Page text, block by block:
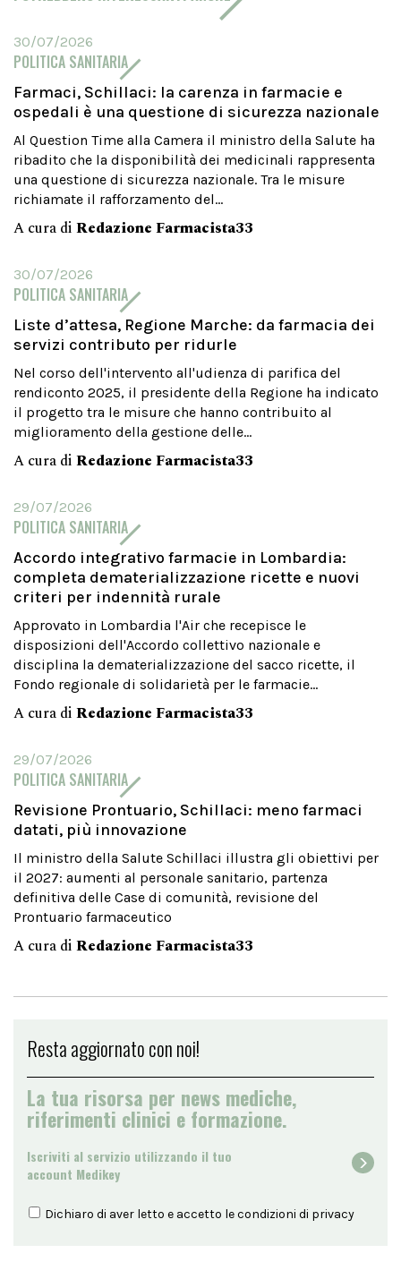
30/07/2026
POLITICA SANITARIA
Farmaci, Schillaci: la carenza in farmacie e
ospedali è una questione di sicurezza nazionale
Al Question Time alla Camera il ministro della Salute ha
ribadito che la disponibilità dei medicinali rappresenta
una questione di sicurezza nazionale. Tra le misure
richiamate il rafforzamento del...
A cura di Redazione Farmacista33
30/07/2026
POLITICA SANITARIA
Liste d’attesa, Regione Marche: da farmacia dei
servizi contributo per ridurle
Nel corso dell'intervento all'udienza di parifica del
rendiconto 2025, il presidente della Regione ha indicato
il progetto tra le misure che hanno contribuito al
miglioramento della gestione delle...
A cura di Redazione Farmacista33
29/07/2026
POLITICA SANITARIA
Accordo integrativo farmacie in Lombardia:
completa dematerializzazione ricette e nuovi
criteri per indennità rurale
Approvato in Lombardia l'Air che recepisce le
disposizioni dell'Accordo collettivo nazionale e
disciplina la dematerializzazione del sacco ricette, il
Fondo regionale di solidarietà per le farmacie...
A cura di Redazione Farmacista33
29/07/2026
POLITICA SANITARIA
Revisione Prontuario, Schillaci: meno farmaci
datati, più innovazione
Il ministro della Salute Schillaci illustra gli obiettivi per
il 2027: aumenti al personale sanitario, partenza
definitiva delle Case di comunità, revisione del
Prontuario farmaceutico
A cura di Redazione Farmacista33
Resta aggiornato con noi!
La tua risorsa per news mediche,
riferimenti clinici e formazione.
Iscriviti al servizio utilizzando il tuo
account Medikey
Dichiaro di aver letto e accetto le condizioni di privacy